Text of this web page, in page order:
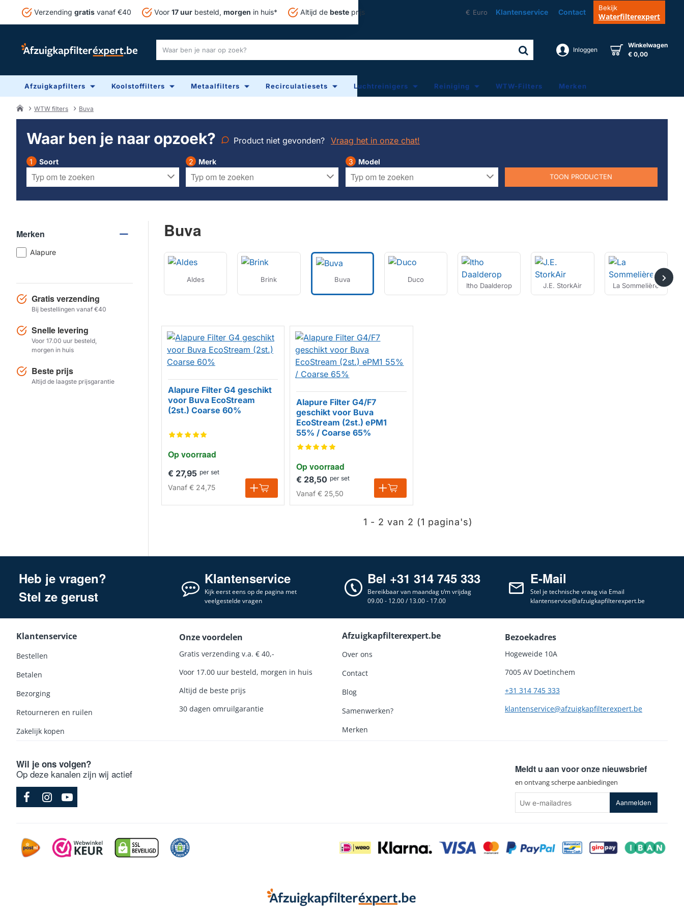
Verzending gratis vanaf €40 Voor 17 uur besteld, morgen in huis* Altijd de beste prijs € Euro Klantenservice Contact
Bekijk
Waterfilterexpert
Waar
je
naar
op
Inloggen
Winkelwagen
€ 0,00
Afzuigkapfilters Koolstoffilters Metaalfilters Recirculatiesets Luchtreinigers Reiniging WTW-Filters Merken
WTW filters Buva
Waar ben je naar opzoek? Product niet gevonden? Vraag het in onze chat!
Soort Merk Model
TOON PRODUCTEN
Merken
Alapure
Gratis verzending
Bij bestellingen vanaf €40
Snelle levering
Voor 17.00 uur besteld,
morgen in huis
Beste prijs
Altijd de laagste prijsgarantie
Buva
Aldes Brink Buva Duco
Itho Daalderop J.E. StorkAir La Sommelière
HUISMERK
Op voorraad
Alapure Filter G4 geschikt
voor Buva EcoStream
(2st.) Coarse 60%
€ 27,95 per set
Vanaf € 24,75
HUISMERK
Op voorraad
Alapure Filter G4/F7
geschikt voor Buva
EcoStream (2st.) ePM1
55% / Coarse 65%
€ 28,50 per set
Vanaf € 25,50
1 - 2 van 2 (1 pagina's)
Heb je vragen?
Stel ze gerust
Klantenservice
Kijk eerst eens op de pagina met
veelgestelde vragen
Bel +31 314 745 333
Bereikbaar van maandag t/m vrijdag
09.00 - 12.00 / 13.00 - 17.00
E-Mail
Stel je technische vraag via Email
klantenservice@afzuigkapfilterexpert.be
Klantenservice
Bestellen
Betalen
Bezorging
Retourneren en ruilen
Zakelijk kopen
Onze voordelen
Gratis verzending v.a. € 40,-
Voor 17.00 uur besteld, morgen in huis
Altijd de beste prijs
30 dagen omruilgarantie
Afzuigkapfilterexpert.be
Over ons
Contact
Blog
Samenwerken?
Merken
Bezoekadres
Hogeweide 10A
7005 AV Doetinchem
+31 314 745 333
klantenservice@afzuigkapfilterexpert.be
Wil je ons volgen?
Op deze kanalen zijn wij actief Meldt u aan voor onze nieuwsbrief
en ontvang scherpe aanbiedingen
e-
Aanmelden